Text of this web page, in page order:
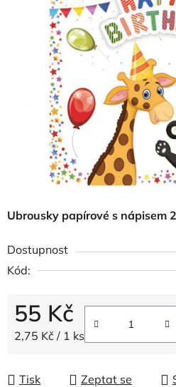
Ubrousky papírové s nápisem
Dostupnost
Kód:
55 Kč
Měrná cena:
2,75 Kč / 1 ks
Tisk Zeptat se
hvězdiček.